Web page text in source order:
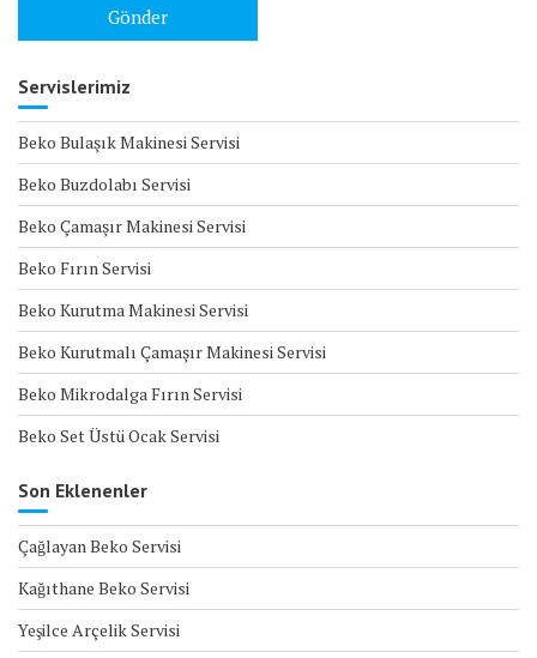
Servislerimiz
Beko Bulaşık Makinesi Servisi
Beko Buzdolabı Servisi
Beko Çamaşır Makinesi Servisi
Beko Fırın Servisi
Beko Kurutma Makinesi Servisi
Beko Kurutmalı Çamaşır Makinesi Servisi
Beko Mikrodalga Fırın Servisi
Beko Set Üstü Ocak Servisi
Son Eklenenler
Çağlayan Beko Servisi
Kağıthane Beko Servisi
Yeşilce Arçelik Servisi